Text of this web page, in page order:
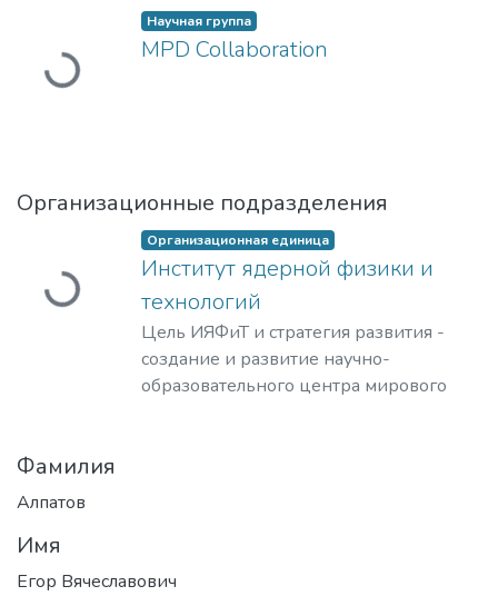
Загружается...Научная группа
MPD Collaboration
Организационные подразделения
Загружается...Организационная единица
Институт ядерной физики и
технологий
Цель ИЯФиТ и стратегия развития -
создание и развитие научно-
образовательного центра мирового
Фамилия
Алпатов
Имя
Егор Вячеславович